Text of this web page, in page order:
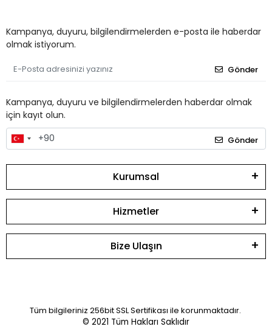
Kampanya, duyuru, bilgilendirmelerden e-posta ile haberdar
olmak istiyorum.
Gönder
Kampanya, duyuru ve bilgilendirmelerden haberdar olmak
için kayıt olun.
Gönder
Kurumsal
Hizmetler
Bize Ulaşın
Tüm bilgileriniz 256bit SSL Sertifikası ile korunmaktadır.
© 2021 Tüm Hakları Saklıdır